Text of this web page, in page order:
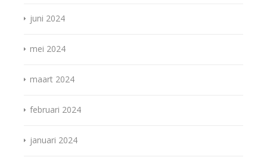
juni 2024
mei 2024
maart 2024
februari 2024
januari 2024